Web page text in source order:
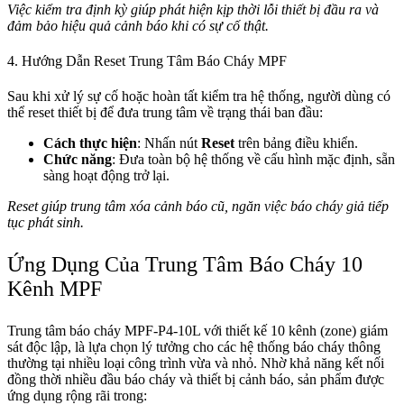
Việc kiểm tra định kỳ giúp phát hiện kịp thời lỗi thiết bị đầu ra và
đảm bảo hiệu quả cảnh báo khi có sự cố thật.
4. Hướng Dẫn Reset Trung Tâm Báo Cháy MPF
Sau khi xử lý sự cố hoặc hoàn tất kiểm tra hệ thống, người dùng có
thể reset thiết bị để đưa trung tâm về trạng thái ban đầu:
Cách thực hiện: Nhấn nút Reset trên bảng điều khiển.
Chức năng: Đưa toàn bộ hệ thống về cấu hình mặc định, sẵn
sàng hoạt động trở lại.
Reset giúp trung tâm xóa cảnh báo cũ, ngăn việc báo cháy giả tiếp
tục phát sinh.
Ứng Dụng Của Trung Tâm Báo Cháy 10
Kênh MPF
Trung tâm báo cháy MPF-P4-10L với thiết kế 10 kênh (zone) giám
sát độc lập, là lựa chọn lý tưởng cho các hệ thống báo cháy thông
thường tại nhiều loại công trình vừa và nhỏ. Nhờ khả năng kết nối
đồng thời nhiều đầu báo cháy và thiết bị cảnh báo, sản phẩm được
ứng dụng rộng rãi trong: